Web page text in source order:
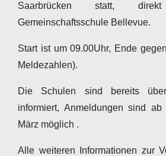
Saarbrücken statt,
Gemeinschaftsschule Bellevue.
Start ist um 09.00Uhr, Ende
Meldezahlen).
Die Schulen sind bereits
informiert, Anmeldungen sind
März möglich .
Alle weiteren Informationen zur